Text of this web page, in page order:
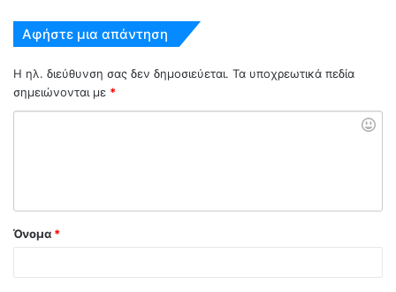
Αφήστε μια απάντηση
Η ηλ. διεύθυνση σας δεν δημοσιεύεται. Τα υποχρεωτικά πεδία
σημειώνονται με *
Όνομα *